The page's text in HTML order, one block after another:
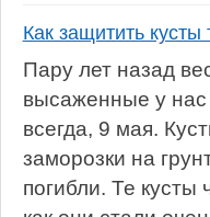
Как защитить
Пару лет назад
высаженные у нас
всегда, 9 мая.
заморозки на
погибли. Те кусты